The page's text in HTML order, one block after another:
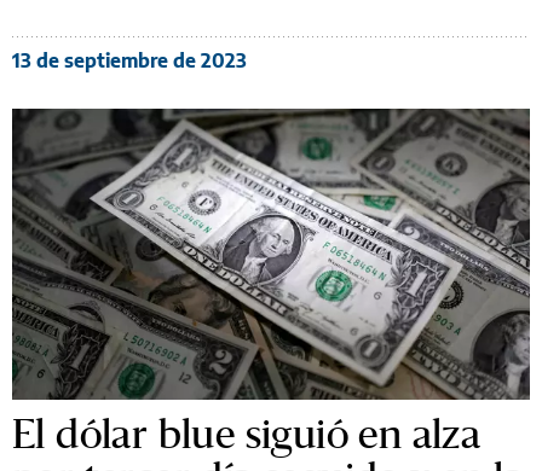
13 de septiembre de 2023
El dólar blue siguió en alza